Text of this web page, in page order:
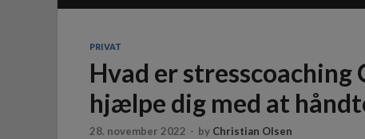
PRIVAT
Hvad er stresscoaching
hjælpe dig med at
28. november 2022 - by Christian Olsen